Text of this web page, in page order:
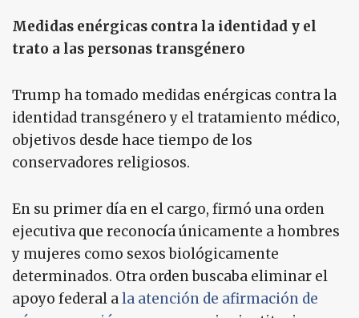
Medidas enérgicas contra la identidad y el
trato a las personas transgénero
Trump ha tomado medidas enérgicas contra la
identidad transgénero y el tratamiento médico,
objetivos desde hace tiempo de los
conservadores religiosos.
En su primer día en el cargo, firmó una orden
ejecutiva que reconocía únicamente a hombres
y mujeres como sexos biológicamente
determinados. Otra orden buscaba eliminar el
apoyo federal ala atención de afirmación de